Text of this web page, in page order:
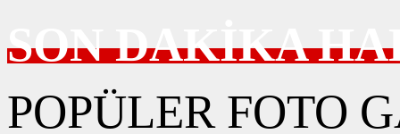
SON DAKİKA
POPÜLER FOTO